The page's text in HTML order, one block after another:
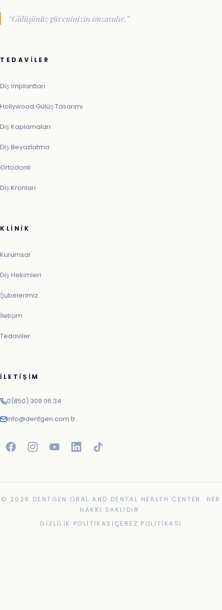
“Gülüşünüz güveninizin imzasıdır.”
TEDAVILER
Diş İmplantları
Hollywood Gülüş Tasarımı
Diş Kaplamaları
Diş Beyazlatma
Ortodonti
Diş Kronları
KLINIK
Kurumsal
Diş Hekimleri
Şubelerimiz
İletişim
Tedaviler
İLETIŞIM
0(850) 309 06 34
info@dentgen.com.tr
© 2026 DENTGEN ORAL AND DENTAL HEALTH CENTER. HER
HAKKI SAKLIDIR.
GIZLILIK POLITIKASI ÇEREZ POLITIKASI